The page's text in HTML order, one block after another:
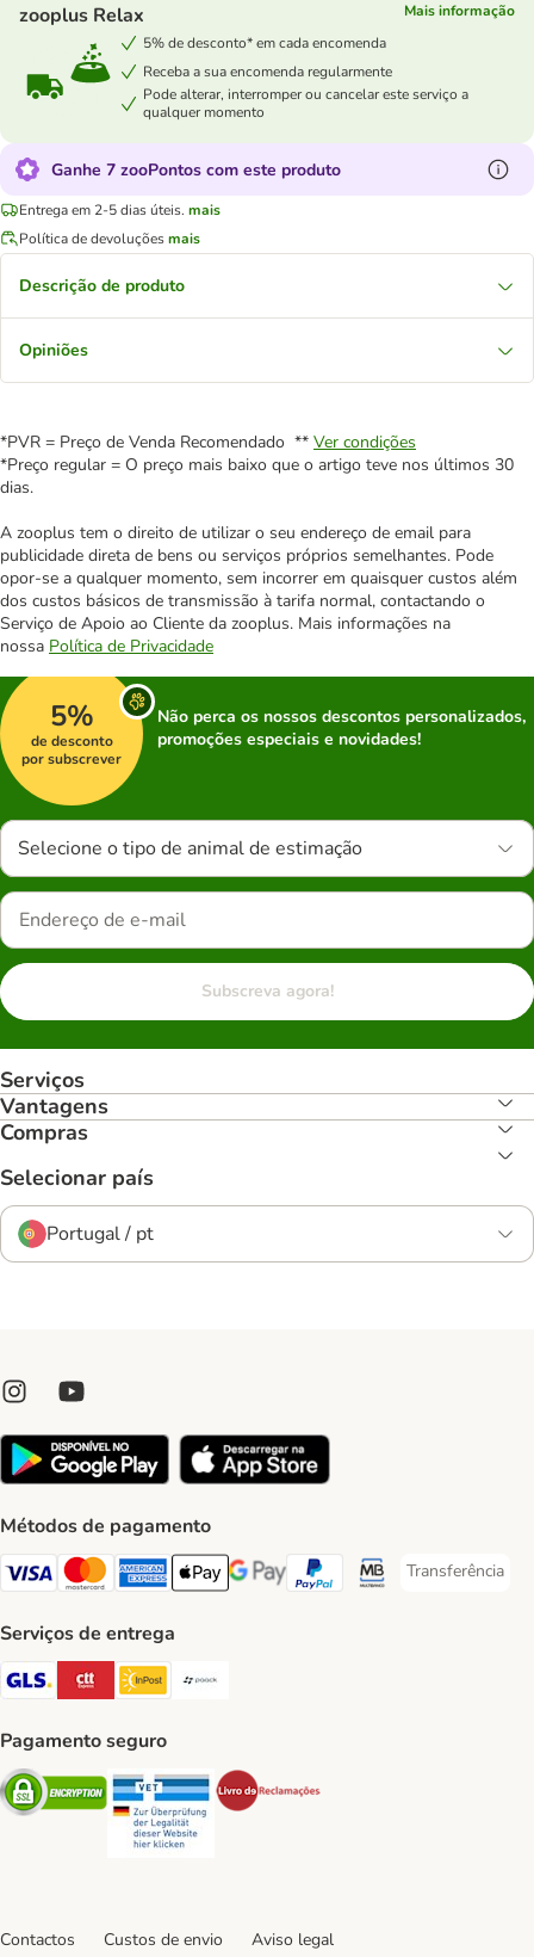
zooplus Relax
Mais informação
5% de desconto* em cada encomenda
Receba a sua encomenda regularmente
Pode alterar, interromper ou cancelar este serviço a
qualquer momento
Ganhe 7 zooPontos com este produto
Entrega em 2-5 dias úteis. mais
Política de devoluçõesmais
Descrição de produto
Opiniões
*PVR = Preço de Venda Recomendado ** Ver condições
*Preço regular = O preço mais baixo que o artigo teve nos últimos 30
dias.
A zooplus tem o direito de utilizar o seu endereço de email para
publicidade direta de bens ou serviços próprios semelhantes. Pode
opor-se a qualquer momento, sem incorrer em quaisquer custos além
dos custos básicos de transmissão à tarifa normal, contactando o
Serviço de Apoio ao Cliente da zooplus. Mais informações na
nossa Política de Privacidade
5%
de desconto
por subscrever
Não perca os nossos descontos personalizados,
promoções especiais e novidades!
Selecione o tipo de animal de estimação
Subscreva agora!
Serviços
Vantagens
Compras
Selecionar país
Portugal / pt
Métodos de pagamento
Visa Payment Method
Mastercard Payment Method
American Express Payment Method
Apple Pay Payment Method
Google Pay Payment Method
PayPal Payment Method
Multibanco Payment
Transferência
Transferência
Serviços de entrega
GLS Shipping Method
CTTExpress Shipping Method
InPost Shipping Method
Pagamento seguro
Security Security
Contactos Custos de envio Aviso legal